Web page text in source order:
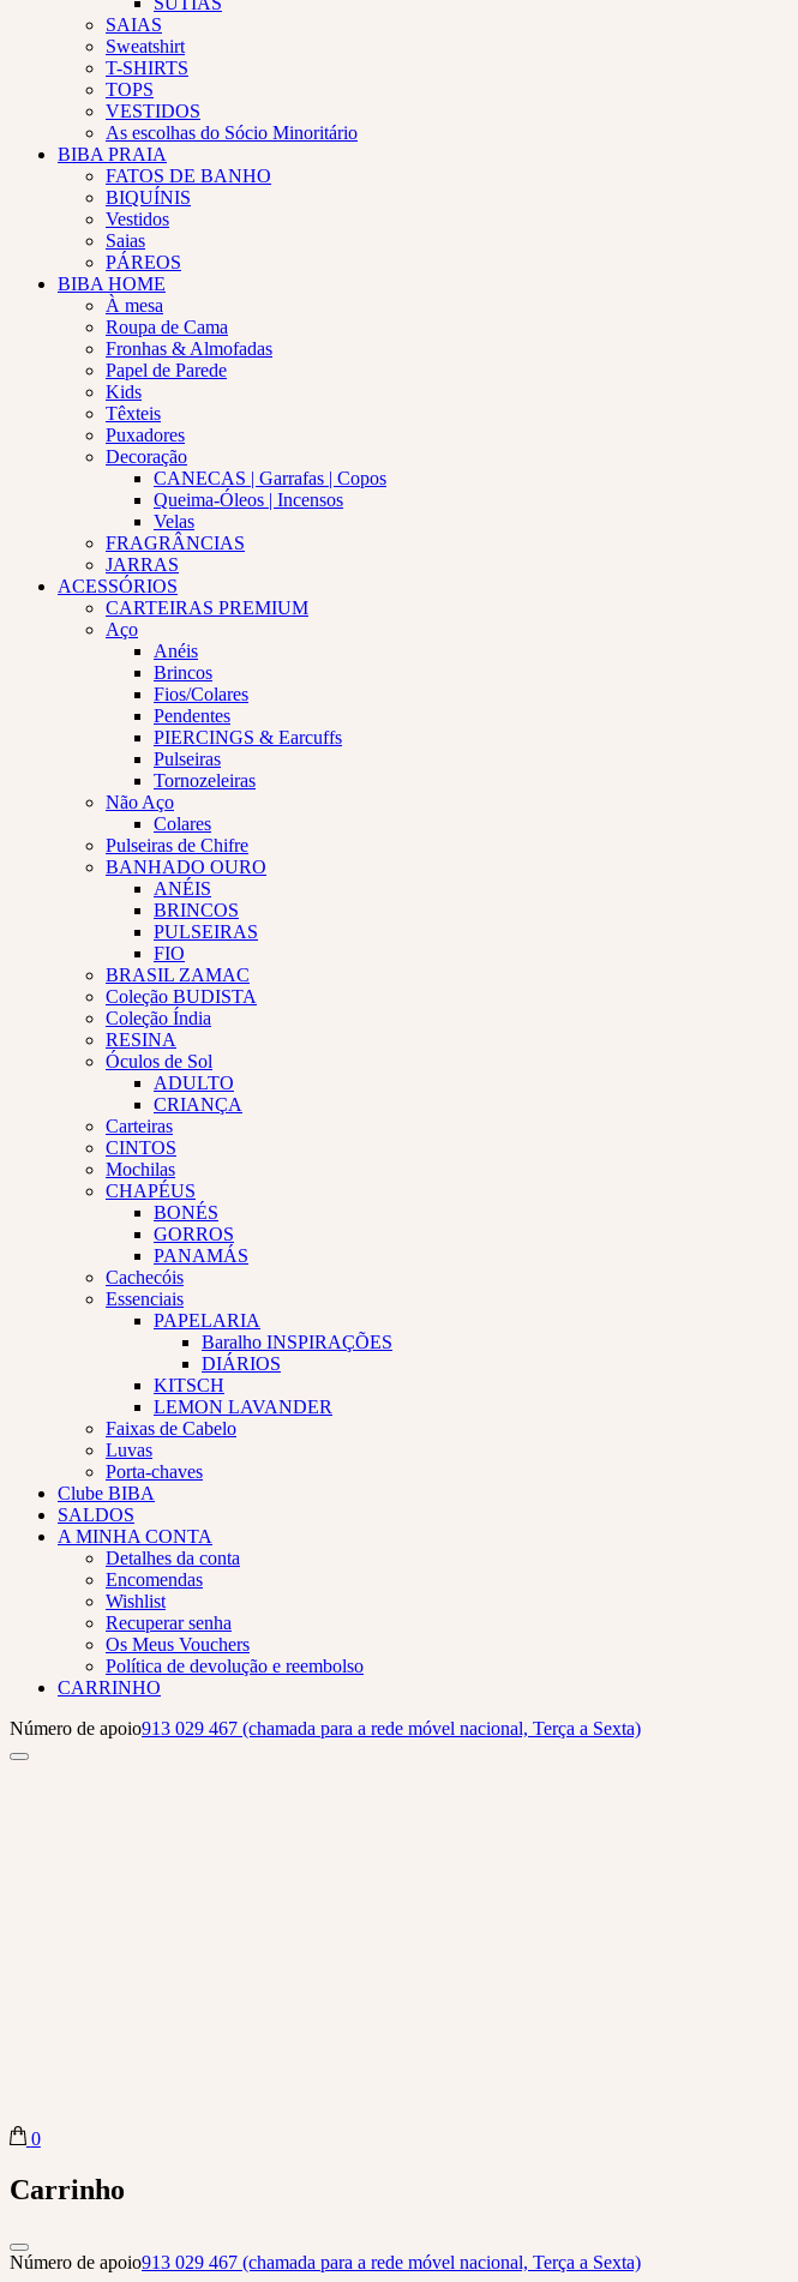
SAIAS
Sweatshirt
T-SHIRTS
TOPS
VESTIDOS
As escolhas do Sócio Minoritário
BIBA PRAIA
FATOS DE BANHO
BIQUÍNIS
Vestidos
Saias
PÁREOS
BIBA HOME
À mesa
Roupa de Cama
Fronhas & Almofadas
Papel de Parede
Kids
Têxteis
Puxadores
Decoração
CANECAS | Garrafas | Copos
Queima-Óleos | Incensos
Velas
FRAGRÂNCIAS
JARRAS
ACESSÓRIOS
CARTEIRAS PREMIUM
Aço
Anéis
Brincos
Fios/Colares
Pendentes
PIERCINGS & Earcuffs
Pulseiras
Tornozeleiras
Não Aço
Colares
Pulseiras de Chifre
BANHADO OURO
ANÉIS
BRINCOS
PULSEIRAS
FIO
BRASIL ZAMAC
Coleção BUDISTA
Coleção Índia
RESINA
Óculos de Sol
ADULTO
CRIANÇA
Carteiras
CINTOS
Mochilas
CHAPÉUS
BONÉS
GORROS
PANAMÁS
Cachecóis
Essenciais
PAPELARIA
Baralho INSPIRAÇÕES
DIÁRIOS
KITSCH
LEMON LAVANDER
Faixas de Cabelo
Luvas
Porta-chaves
Clube BIBA
SALDOS
A MINHA CONTA
Detalhes da conta
Encomendas
Wishlist
Recuperar senha
Os Meus Vouchers
Política de devolução e reembolso
CARRINHO
Número de apoio913 029 467 (chamada para a rede móvel nacional, Terça a Sexta)
Biba Concept Store
0
Carrinho
Número de apoio913 029 467 (chamada para a rede móvel nacional, Terça a Sexta)